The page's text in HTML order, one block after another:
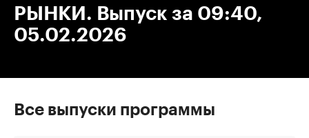
РЫНКИ. Выпуск за 09:40,
05.02.2026
Все выпуски программы